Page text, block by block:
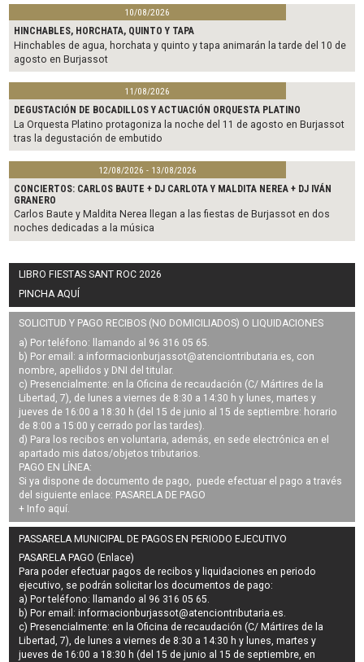
10/08/2026
HINCHABLES, HORCHATA, QUINTO Y TAPA
Hinchables de agua, horchata y quinto y tapa animarán la tarde del 10 de
agosto en Burjassot
11/08/2026
DEGUSTACIÓN DE BOCADILLOS Y ACTUACIÓN ORQUESTA PLATINO
La Orquesta Platino protagoniza la noche del 11 de agosto en Burjassot
tras la degustación de embutido
12/08/2026 - 13/08/2026
CONCIERTOS: CARLOS BAUTE + DJ CARLOTA Y MALDITA NEREA + DJ IVÁN
GRANERO
Carlos Baute y Maldita Nerea llegan a las fiestas de Burjassot en dos
noches dedicadas a la música
LIBRO FIESTAS SANT ROC 2026
PINCHA AQUÍ
SOLICITUD Y PAGO RECIBOS (NO DOMICILIADOS) O LIQUIDACIONES
a) Por teléfono: llamando al 96 316 05 65.
b) Por email: a informacionburjassot@atenciontributaria.es, con
nombre, apellidos y DNI del titular.
c) Presencialmente: en la Oficina de recaudación (C/ Mártires de la
Libertad, 7), de lunes a viernes de 8:30 a 14:30 h y lunes, martes y
jueves de 16:00 a 18:30 h (del 15 de junio al 15 de septiembre: horario
de 8:00 a 15:00 y cerrado por las tardes).
d) Para los recibos en voluntaria, además, en sede electrónica en el
apartado mis datos/objetos tributarios.
PAGO EN LÍNEA:
Si ya dispone de documento de pago, puede efectuar el pago a través
del siguiente enlace: PASARELA DE PAGO
+ Info aquí.
PASSARELA MUNICIPAL DE PAGOS EN PERIODO EJECUTIVO
PASARELA PAGO (Enlace)
Para poder efectuar pagos derecibos y liquidaciones en periodo
ejecutivo, se podrán solicitar los documentos de pago:
a) Por teléfono: llamando al 96 316 05 65.
b) Por email:informacionburjassot@atenciontributaria.es.
c) Presencialmente: en la Oficina de recaudación (C/ Mártires de la
Libertad, 7), de lunes a viernes de 8:30 a 14:30 h y lunes, martes y
jueves de 16:00 a 18:30 h (del 15 de junio al 15 de septiembre, en